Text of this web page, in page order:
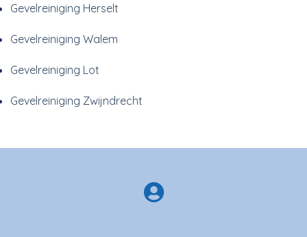
Gevelreiniging Herselt
Gevelreiniging Walem
Gevelreiniging Lot
Gevelreiniging Zwijndrecht